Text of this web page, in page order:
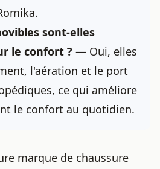
sont-elles
le confort ? — Oui, elles
l'aération et le port
ce qui améliore
le confort au quotidien.
marque de chaussure